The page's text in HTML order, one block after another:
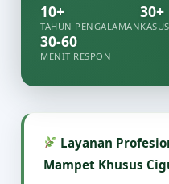
10+
TAHUN PENGALAMAN
30+
30-60
MENIT RESPON
Layanan
Mampet Khusus